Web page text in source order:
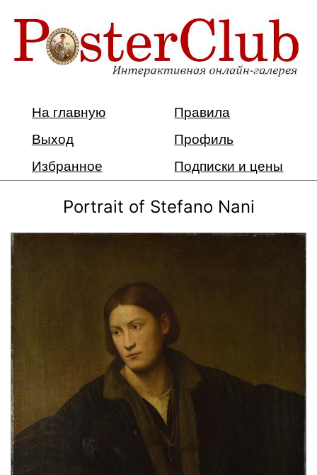
На главную
Правила
Выход
Профиль
Избранное
Подписки и цены
Portrait of Stefano Nani